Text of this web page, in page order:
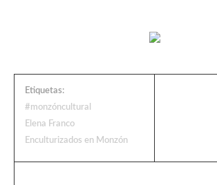
Etiquetas:
#monzóncultural
Elena Franco
Enculturizados en Monzón